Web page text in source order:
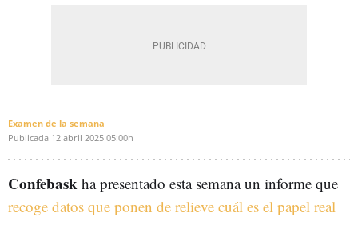
Examen de la semana
Publicada 12 abril 2025 05:00h
Confebask ha presentado esta semana un informe que
recoge datos que ponen de relieve cuál es el papel real